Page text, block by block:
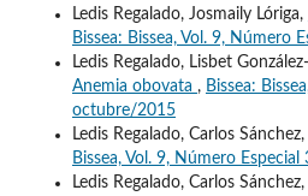
Ledis Regalado, Josmaily Lóriga,
Bissea: Bissea, Vol. 9, Número
Ledis Regalado, Lisbet
Anemia obovata , Bissea:
octubre/2015
Ledis Regalado, Carlos Sánchez,
Bissea, Vol. 9, Número
Ledis Regalado, Carlos Sánchez,